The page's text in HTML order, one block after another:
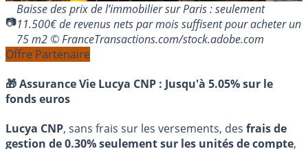
Baisse des prix de l’immobilier sur Paris : seulement
11.500€ de revenus nets par mois suffisent pour acheter un
75 m2 © FranceTransactions.com/stock.adobe.com
Offre Partenaire
🎁 Assurance Vie Lucya CNP : Jusqu'à 5.05% sur le
fonds euros
Lucya CNP, sans frais sur les versements, des frais de
gestion de 0.30% seulement sur les unités de compte,